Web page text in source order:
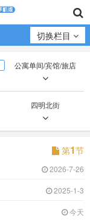
切换栏目
公寓单间/宾馆/旅店
四明北街
西城街
廉东大街 第1节
2026-7-26
2025-1-3
今天